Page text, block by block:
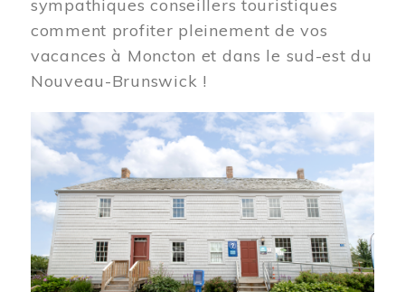
sympathiques conseillers touristiques
comment profiter pleinement de vos
vacances à Moncton et dans le sud-est du
Nouveau-Brunswick !
Image